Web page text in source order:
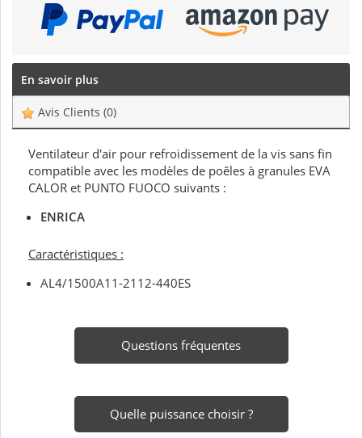
En savoir plus
Avis Clients (0)
Ventilateur d'air pour refroidissement de la vis sans fin
compatible avec les modèles de poêles à granules EVA
CALOR et PUNTO FUOCO suivants :
ENRICA
Caractéristiques :
AL4/1500A11-2112-440ES
Questions fréquentes
Quelle puissance choisir ?